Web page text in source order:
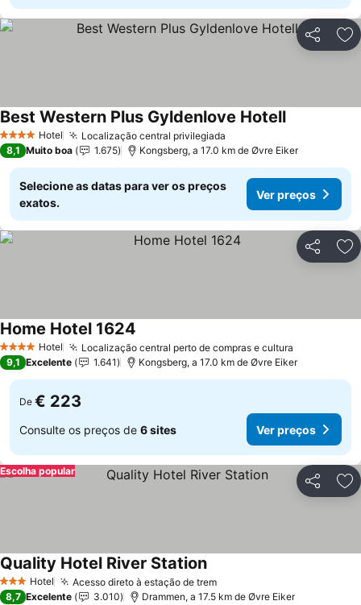
Partilhar
4 EstrelasHotel Localização central privilegiada
Best Western Plus Gyldenlove Hotell
8,1 Muito boa 1.675 Kongsberg, a 17.0 km de Øvre Eiker
Selecione as datas para ver os preços
exatos.
Ver preços
Partilhar
4 EstrelasHotel Localização central perto de compras e cultura
Home Hotel 1624
9,1 Excelente 1.641 Kongsberg, a 17.0 km de Øvre Eiker
De € 223
Consulte os preços de 6 sites Ver preços
Partilhar
Escolha popular
3 EstrelasHotel Acesso direto à estação de trem
Quality Hotel River Station
8,7 Excelente 3.010 Drammen, a 17.5 km de Øvre Eiker